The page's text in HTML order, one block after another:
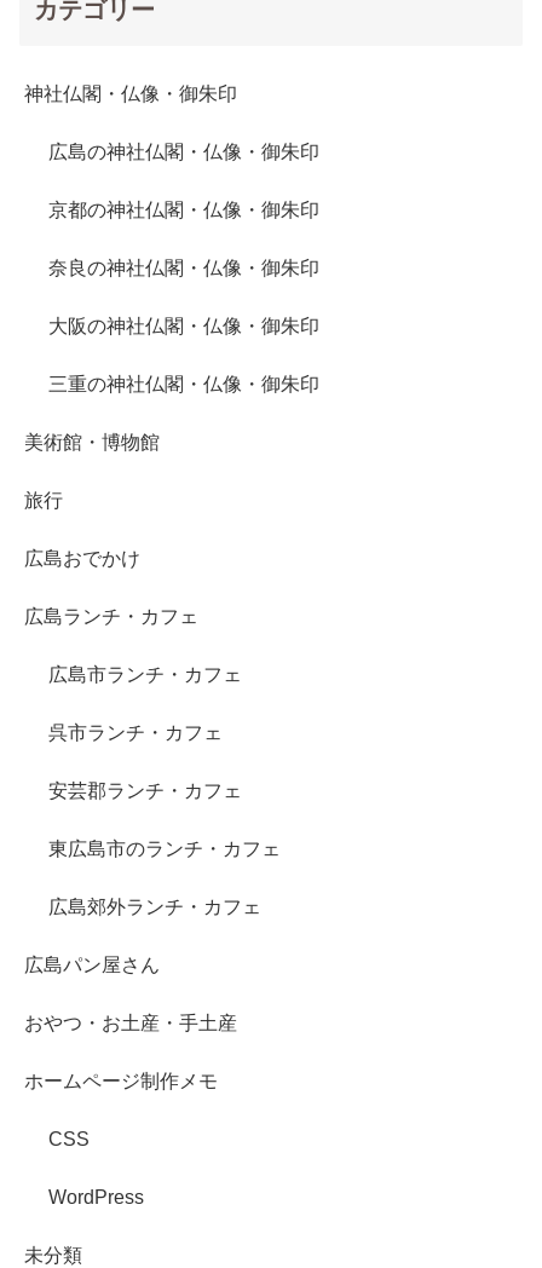
カテゴリー
神社仏閣・仏像・御朱印
広島の神社仏閣・仏像・御朱印
京都の神社仏閣・仏像・御朱印
奈良の神社仏閣・仏像・御朱印
大阪の神社仏閣・仏像・御朱印
三重の神社仏閣・仏像・御朱印
美術館・博物館
旅行
広島おでかけ
広島ランチ・カフェ
広島市ランチ・カフェ
呉市ランチ・カフェ
安芸郡ランチ・カフェ
東広島市のランチ・カフェ
広島郊外ランチ・カフェ
広島パン屋さん
おやつ・お土産・手土産
ホームページ制作メモ
CSS
WordPress
未分類